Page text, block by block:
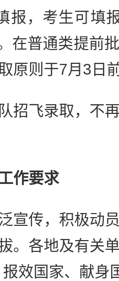
报，考生可填
在普通类提前
原则于7月3日
飞录取，不再
作要求
传，积极动员
。各地及有关
效国家、献身